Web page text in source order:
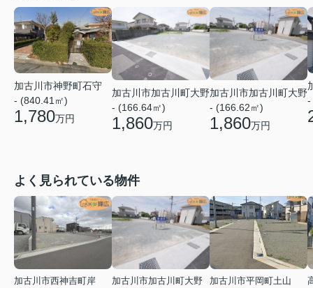
加古川市神野町石守
- (840.41㎡)
1,780万円
加古川市加古川町大野
- (166.64㎡)
1,860万円
加古川市加古川町大野
- (166.62㎡)
1,860万円
-
よく見られている物件
加古川市西神吉町岸
加古川市加古川町大野
加古川市平岡町土山